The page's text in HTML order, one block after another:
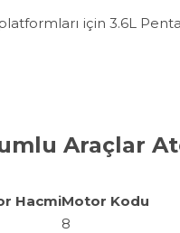
için 3.6L
Araçlar
HacmiMotor Kodu
8